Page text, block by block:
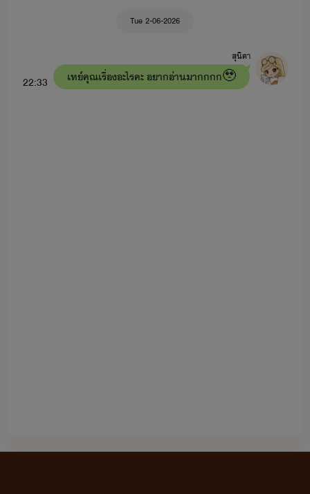
Tue 2-06-2026
สุ​นิศา​
22:33 เทย์คุณเรื่องอะไรคะ อยากอ่านมากกกก🥹